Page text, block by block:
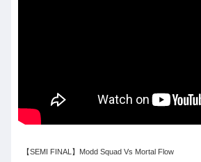
【SEMI FINAL】Modd Squad Vs Mortal Flow